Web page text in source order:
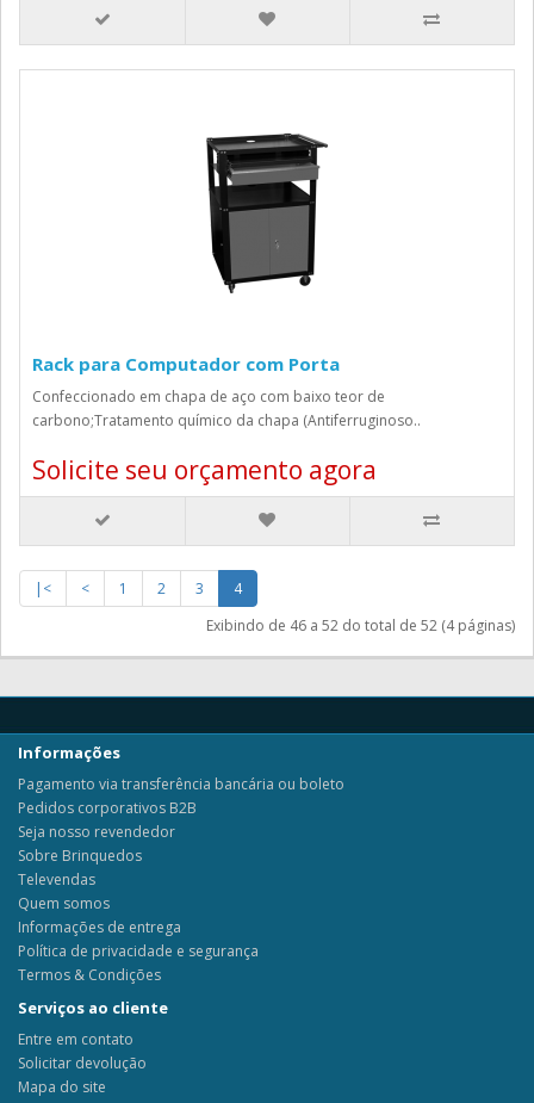
Rack para Computador com Porta
Confeccionado em chapa de aço com baixo teor de
carbono;Tratamento químico da chapa (Antiferruginoso..
Solicite seu orçamento agora
|< < 1 2 3
4
Exibindo de 46 a 52 do total de 52 (4 páginas)
Informações
Pagamento via transferência bancária ou boleto
Pedidos corporativos B2B
Seja nosso revendedor
Sobre Brinquedos
Televendas
Quem somos
Informações de entrega
Política de privacidade e segurança
Termos & Condições
Serviços ao cliente
Entre em contato
Solicitar devolução
Mapa do site